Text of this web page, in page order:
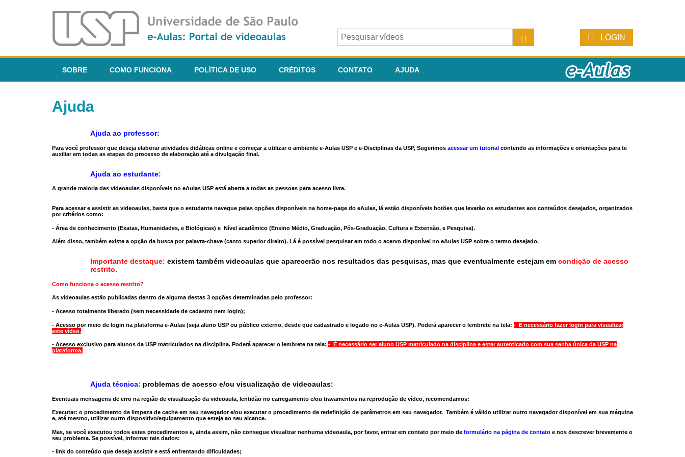
LOGIN
SOBRE COMO FUNCIONA POLÍTICA DE USO CRÉDITOS CONTATO AJUDA
Ajuda
Ajuda ao professor:
Para você professor que deseja elaborar atividades didáticas online e começar a utilizar o ambiente e-Aulas USP e e-Disciplinas da USP, Sugerimos acessar um tutorial contendo as informações e orientações para te
auxiliar em todas as etapas do processo de elaboração até a divulgação final.
Ajuda ao estudante:
A grande maioria das videoaulas disponíveis no eAulas USP está aberta a todas as pessoas para acesso livre.
Para acessar e assistir as videoaulas, basta que o estudante navegue pelas opções disponíveis na home-page do eAulas, lá estão disponíveis botões que levarão os estudantes aos conteúdos desejados, organizados
por critérios como:
- Área de conhecimento (Exatas, Humanidades, e Biológicas) e Nível acadêmico (Ensino Médio, Graduação, Pós-Graduação, Cultura e Extensão, e Pesquisa).
Além disso, também existe a opção da busca por palavra-chave (canto superior direito). Lá é possível pesquisar em todo o acervo disponível no eAulas USP sobre o termo desejado.
Importante destaque: existem também videoaulas que aparecerão nos resultados das pesquisas, mas que eventualmente estejam em condição de acesso
restrito.
Como funciona o acesso restrito?
As videoaulas estão publicadas dentro de alguma destas 3 opções determinadas pelo professor:
- Acesso totalmente liberado (sem necessidade de cadastro nem login);
- Acesso por meio de login na plataforma e-Aulas (seja aluno USP ou público externo, desde que cadastrado e logado no e-Aulas USP). Poderá aparecer o lembrete na tela: - É necessário fazer login para visualizar
este vídeo.
- Acesso exclusivo para alunos da USP matriculados na disciplina. Poderá aparecer o lembrete na tela: - É necessário ser aluno USP matriculado na disciplina e estar autenticado com sua senha única da USP na
plataforma.
Ajuda técnica: problemas de acesso e/ou visualização de videoaulas:
Eventuais mensagens de erro na região de visualização da videoaula, lentidão no carregamento e/ou travamentos na reprodução de vídeo, recomendamos:
Executar: o procedimento de limpeza de cache em seu navegador e/ou executar o procedimento de redefinição de parâmetros em seu navegador. Também é válido utilizar outro navegadordisponível em sua máquina
e, até mesmo, utilizar outro dispositivo/equipamento que esteja ao seu alcance.
Mas, se você executou todos estes procedimentos e, ainda assim, não consegue visualizar nenhuma videoaula, por favor, entrar em contato por meio de formulário na página de contato e nos descrever brevemente o
seu problema. Se possível, informar tais dados:
- link do conteúdo que deseja assistir e está enfrentando dificuldades;